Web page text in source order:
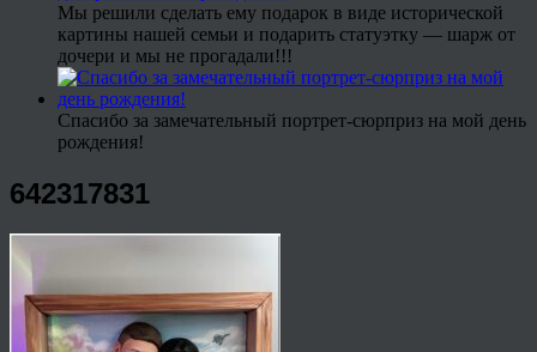
Мы решили сделать ему подарок в виде исторической
картины нашей семьи и подарить статуэтку — шарж от
дочери и мы не прогадали!!!
Спасибо за замечательный портрет-сюрприз на мой день
рождения!
642317831